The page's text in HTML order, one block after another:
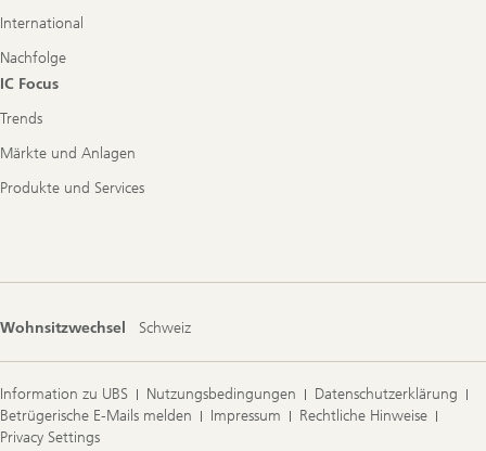
International
Nachfolge
IC Focus
Trends
Märkte und Anlagen
Produkte und Services
Wohnsitzwechsel Schweiz
Information zu UBS Nutzungsbedingungen
Datenschutzerklärung
Betrügerische E-Mails melden
Impressum
Rechtliche Hinweise
Privacy Settings